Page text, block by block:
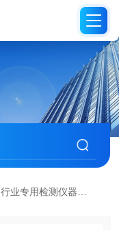
行业专用检测仪器